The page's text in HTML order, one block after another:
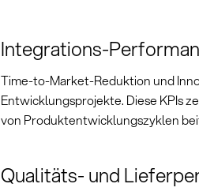
Integrations-
Time-to-Market-Reduktion und
Entwicklungsprojekte. Diese KPIs
von Produktentwicklungszyklen
Qualitäts- und